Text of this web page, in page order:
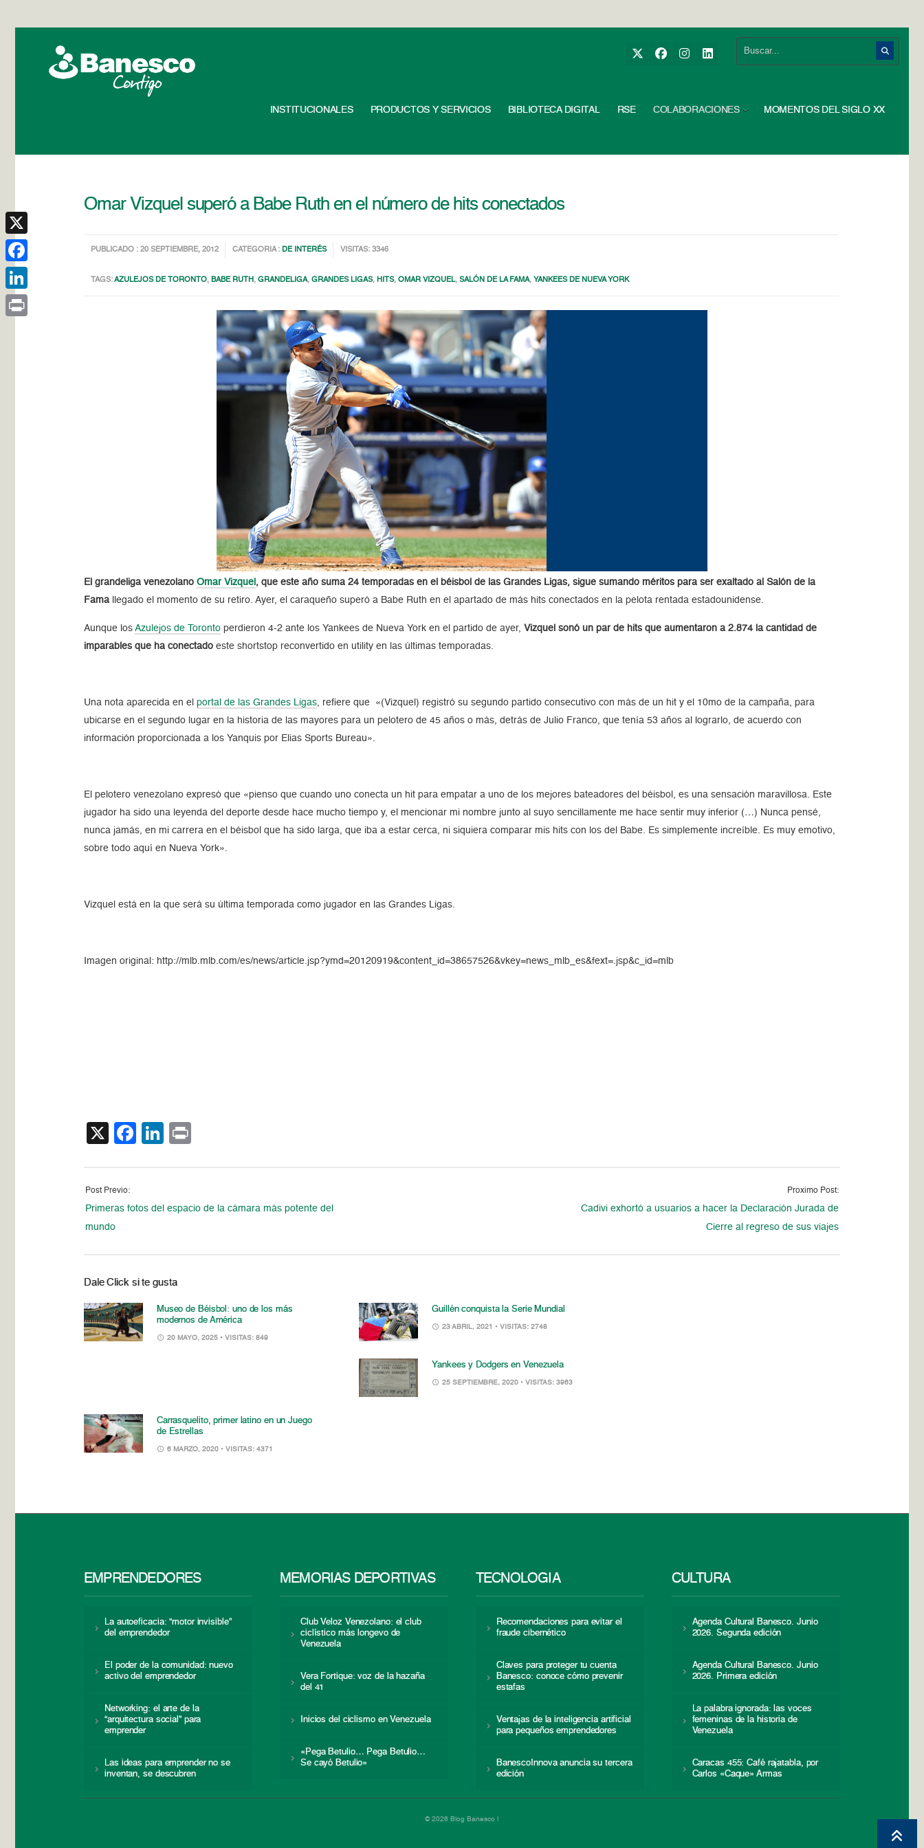
INSTITUCIONALES PRODUCTOS Y SERVICIOS BIBLIOTECA DIGITAL RSE COLABORACIONES MOMENTOS DEL SIGLO XX
Omar Vizquel superó a Babe Ruth en el número de hits conectados
PUBLICADO : 20 SEPTIEMBRE, 2012 CATEGORIA : DE INTERÉS VISITAS: 3346
TAGS:AZULEJOS DE TORONTO, BABE RUTH ,GRANDELIGA,GRANDES LIGAS, HITS,OMAR VIZQUEL,SALÓN DE LA FAMA, YANKEES DE NUEVA YORK
El grandeliga venezolanoOmar Vizquel , que este año suma 24 temporadas en el béisbol de las Grandes Ligas, sigue sumando méritos para ser exaltado al Salón de la
Fama llegado el momento de su retiro. Ayer, el caraqueño superó a Babe Ruth en el apartado de más hits conectados en la pelota rentada estadounidense.
Aunque losAzulejos de Toronto perdieron 4-2 ante los Yankees de Nueva York en el partido de ayer, Vizquel sonó un par de hits que aumentaron a 2.874 la cantidad de
imparables que ha conectado este shortstop reconvertido en utility en las últimas temporadas.
Una nota aparecida en elportal de las Grandes Ligas, refiere que «(Vizquel) registró su segundo partido consecutivo con más de un hit y el 10mo de la campaña, para
ubicarse en el segundo lugar en la historia de las mayores para un pelotero de 45 años o más, detrás de Julio Franco, que tenía 53 años al lograrlo, de acuerdo con
información proporcionada a los Yanquis por Elias Sports Bureau».
El pelotero venezolano expresó que «pienso que cuando uno conecta un hit para empatar a uno de los mejores bateadores del béisbol, es una sensación maravillosa. Este
jugador ha sido una leyenda del deporte desde hace mucho tiempo y, el mencionar mi nombre junto al suyo sencillamente me hace sentir muy inferior (…) Nunca pensé,
nunca jamás, en mi carrera en el béisbol que ha sido larga, que iba a estar cerca, ni siquiera comparar mis hits con los del Babe. Es simplemente increíble. Es muy emotivo,
sobre todo aquí en Nueva York».
Vizquel está en la que será su última temporada como jugador en las Grandes Ligas.
Imagen original: http://mlb.mlb.com/es/news/article.jsp?ymd=20120919&content_id=38657526&vkey=news_mlb_es&fext=.jsp&c_id=mlb
X Facebook
LinkedIn
Post Previo:
Primeras fotos del espacio de la cámara más potente del
mundo
Proximo Post:
Cadivi exhortó a usuarios a hacer la Declaración Jurada de
Cierre al regreso de sus viajes
Dale Click si te gusta
Museo de Béisbol: uno de los más
modernos de América
20 MAYO, 2025 • VISITAS: 849
Guillén conquista la Serie Mundial
23 ABRIL, 2021 • VISITAS: 2748
Yankees y Dodgers en Venezuela
25 SEPTIEMBRE, 2020 • VISITAS: 3963
Carrasquelito, primer latino en un Juego
de Estrellas
6 MARZO, 2020 • VISITAS: 4371
EMPRENDEDORES
La autoeficacia: “motor invisible”
del emprendedor
El poder de la comunidad: nuevo
activo del emprendedor
Networking: el arte de la
“arquitectura social” para
emprender
Las ideas para emprender no se
inventan, se descubren
MEMORIAS DEPORTIVAS
Club Veloz Venezolano: el club
ciclístico más longevo de
Venezuela
Vera Fortique: voz de la hazaña
del 41
Inicios del ciclismo en Venezuela
«Pega Betulio… Pega Betulio…
Se cayó Betulio»
TECNOLOGÍA
Recomendaciones para evitar el
fraude cibernético
Claves para proteger tu cuenta
Banesco: conoce cómo prevenir
estafas
Ventajas de la inteligencia artificial
para pequeños emprendedores
BanescoInnova anuncia su tercera
edición
CULTURA
Agenda Cultural Banesco. Junio
2026. Segunda edición
Agenda Cultural Banesco. Junio
2026. Primera edición
La palabra ignorada: las voces
femeninas de la historia de
Venezuela
Caracas 455: Café rajatabla, por
Carlos «Caque» Armas
© 2026 Blog Banesco |
X
Facebook
LinkedIn